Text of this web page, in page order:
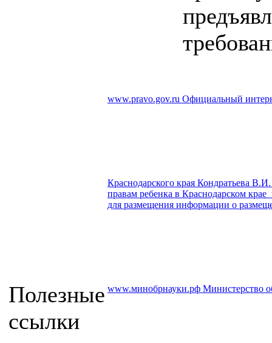
Полезные
ссылки
www.pravo.gov.ru Официальный
Краснодарского края Кондратьева В.И.
правам ребенка в Краснодарском крае
для размещения информации о
www.минобрнауки.рф Министерство